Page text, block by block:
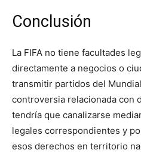
Conclusión
La FIFA no tiene facultades
directamente a negocios o
transmitir partidos del
controversia relacionada con
tendría que canalizarse
legales correspondientes y
esos derechos en territorio